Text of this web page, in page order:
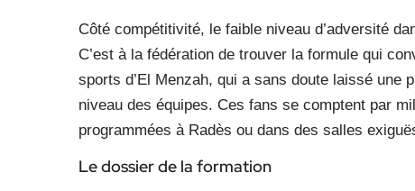
Côté compétitivité, le faible niveau d’adversité
C’est à la fédération de trouver la formule qui
sports d’El Menzah, qui a sans doute laissé une
niveau des équipes. Ces fans se comptent par
programmées à Radès ou dans des salles
Le dossier de la formation